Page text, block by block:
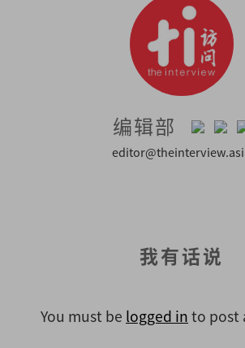
编辑部
我有话说
You must be logged in to post